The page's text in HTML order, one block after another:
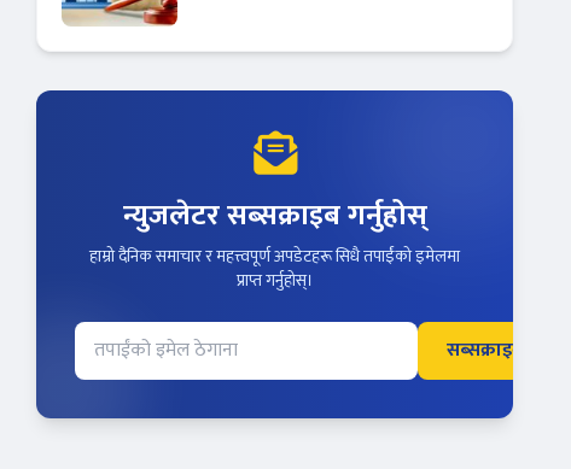
न्युजलेटर सब्सक्राइब गर्नुहोस्
हाम्रो दैनिक समाचार र महत्त्वपूर्ण अपडेटहरू सिधै तपाईंको इमेलमा
प्राप्त गर्नुहोस्।
सब्सक्राइब